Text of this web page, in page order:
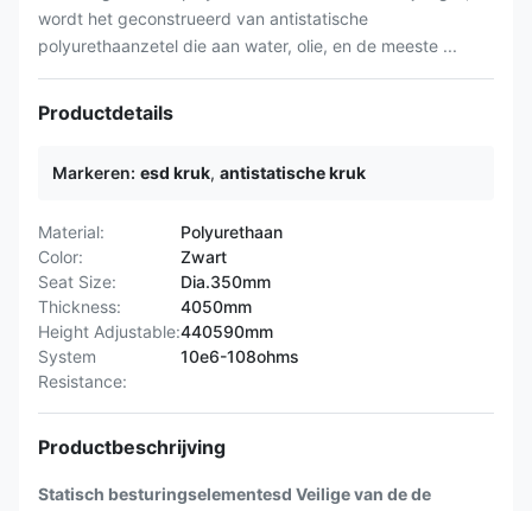
wordt het geconstrueerd van antistatische
polyurethaanzetel die aan water, olie, en de meeste ...
Productdetails
Markeren: esd kruk, antistatische kruk
Material:
Polyurethaan
Color:
Zwart
Seat Size:
Dia.350mm
Thickness:
4050mm
Height Adjustable:440590mm
System
Resistance:
10e6-108ohms
Productbeschrijving
Statisch besturingselementesd Veilige van de de